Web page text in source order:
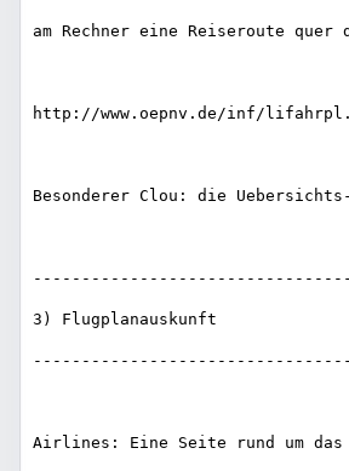
am Rechner eine Reiseroute
http://www.oepnv.de/inf/
Besonderer Clou: die
3) Flugplanauskunft
Airlines: Eine Seite rund um das